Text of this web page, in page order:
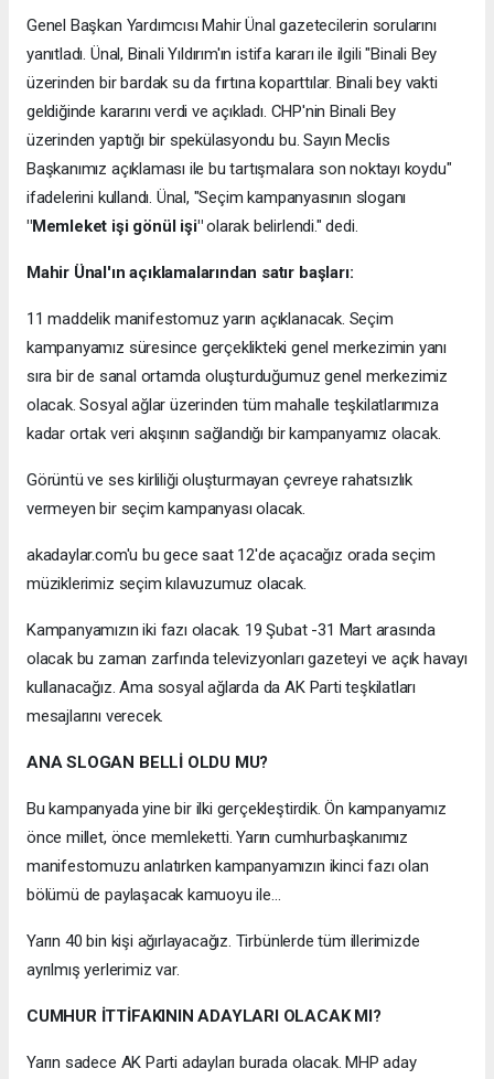
Genel Başkan Yardımcısı Mahir Ünal gazetecilerin sorularını
yanıtladı. Ünal, Binali Yıldırım'ın istifa kararı ile ilgili "Binali Bey
üzerinden bir bardak su da fırtına koparttılar. Binali bey vakti
geldiğinde kararını verdi ve açıkladı. CHP'nin Binali Bey
üzerinden yaptığı bir spekülasyondu bu. Sayın Meclis
Başkanımız açıklaması ile bu tartışmalara son noktayı koydu"
ifadelerini kullandı. Ünal, "Seçim kampanyasının sloganı
"Memleket işi gönül işi"olarak belirlendi." dedi.
Mahir Ünal'ın açıklamalarından satır başları:
11 maddelik manifestomuz yarın açıklanacak. Seçim
kampanyamız süresince gerçeklikteki genel merkezimin yanı
sıra bir de sanal ortamda oluşturduğumuz genel merkezimiz
olacak. Sosyal ağlar üzerinden tüm mahalle teşkilatlarımıza
kadar ortak veri akışının sağlandığı bir kampanyamız olacak.
Görüntü ve ses kirliliği oluşturmayan çevreye rahatsızlık
vermeyen bir seçim kampanyası olacak.
akadaylar.com'u bu gece saat 12'de açacağız orada seçim
müziklerimiz seçim kılavuzumuz olacak.
Kampanyamızın iki fazı olacak. 19 Şubat -31 Mart arasında
olacak bu zaman zarfında televizyonları gazeteyi ve açık havayı
kullanacağız. Ama sosyal ağlarda da AK Parti teşkilatları
mesajlarını verecek.
ANA SLOGAN BELLİ OLDU MU?
Bu kampanyada yine bir ilki gerçekleştirdik. Ön kampanyamız
önce millet, önce memleketti. Yarın cumhurbaşkanımız
manifestomuzu anlatırken kampanyamızın ikinci fazı olan
bölümü de paylaşacak kamuoyu ile…
Yarın 40 bin kişi ağırlayacağız. Tirbünlerde tüm illerimizde
ayrılmış yerlerimiz var.
CUMHUR İTTİFAKININ ADAYLARI OLACAK MI?
Yarın sadece AK Parti adayları burada olacak. MHP aday